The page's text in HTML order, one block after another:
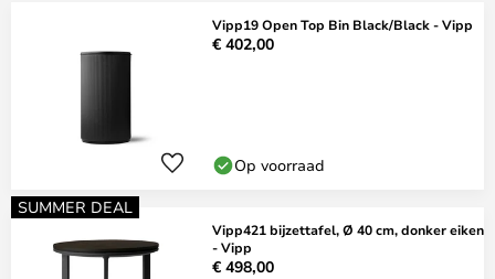
Vipp19 Open Top Bin Black/Black - Vipp
€ 402,00
Op voorraad
SUMMER DEAL
Vipp421 bijzettafel, Ø 40 cm, donker eiken
- Vipp
€ 498,00